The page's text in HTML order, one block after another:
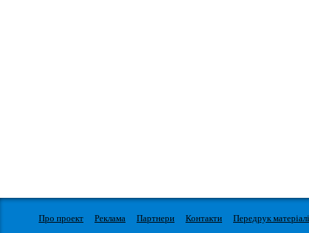
Про проект Реклама Партнери Контакти
Передрук